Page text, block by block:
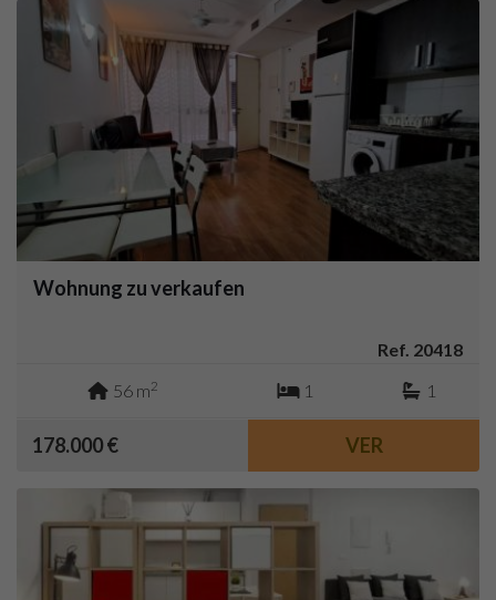
Wohnung zu verkaufen
Ref. 20418
56 m2 1 1
178.000 € VER